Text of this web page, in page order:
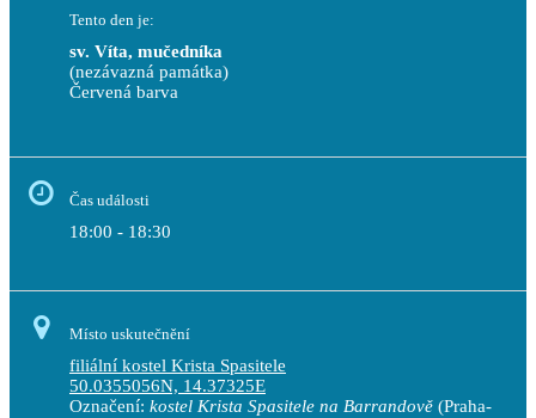
Tento den je:
sv. Víta, mučedníka
(nezávazná památka)
Červená barva
Čas události
18:00 - 18:30
Místo uskutečnění
filiální kostel Krista Spasitele
50.0355056N, 14.37325E
Označení: kostel Krista Spasitele na Barrandově (Praha-